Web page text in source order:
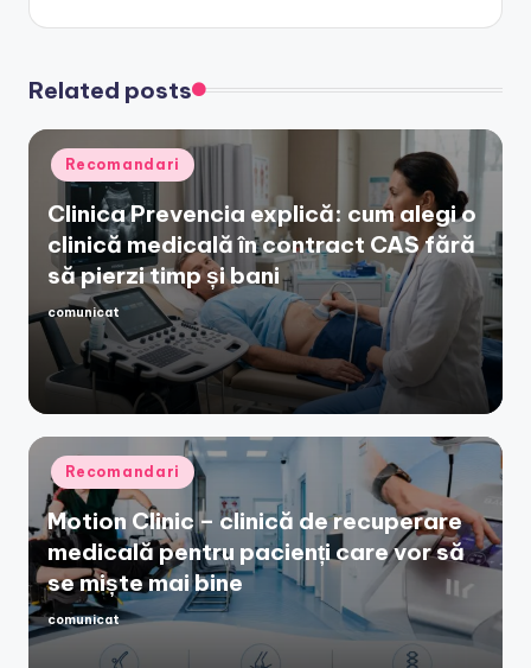
Related posts
Posted
in
Recomandari
Clinica Prevencia explică: cum alegi o
clinică medicală în contract CAS fără
să pierzi timp și bani
Posted
by
comunicat
Posted
in
Recomandari
Motion Clinic – clinică de recuperare
medicală pentru pacienți care vor să
se miște mai bine
Posted
by
comunicat